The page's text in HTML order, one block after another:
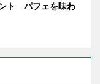
ト パフェを味わ